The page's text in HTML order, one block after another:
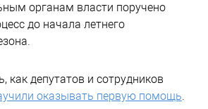
органам власти поручено
до начала летнего
как депутатов и сотрудников
оказывать первую помощь.